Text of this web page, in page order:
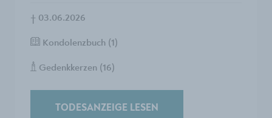
† 03.06.2026
Kondolenzbuch (1)
Gedenkkerzen (16)
TODESANZEIGE LESEN